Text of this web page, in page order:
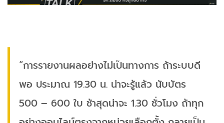
“การรายงานผลอย่างไม่เป็นทางการ ถ้าระบบดี
พอ ประมาณ 19.30 น. น่าจะรู้แล้ว นับบัตร
500 – 600 ใบ ช้าสุดน่าจะ 1.30 ชั่วโมง ถ้าทุก